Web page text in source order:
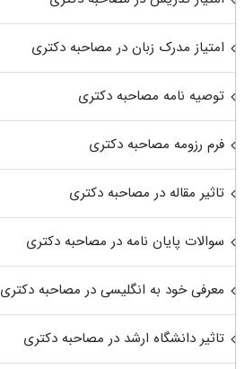
امتیاز مدرک زبان در مصاحبه دکتری
توصیه نامه مصاحبه دکتری
فرم رزومه مصاحبه دکتری
تاثیر مقاله در مصاحبه دکتری
سوالات پایان نامه در مصاحبه دکتری
معرفی خود به انگلیسی در مصاحبه دکتری
تاثیر دانشگاه ارشد در مصاحبه دکتری